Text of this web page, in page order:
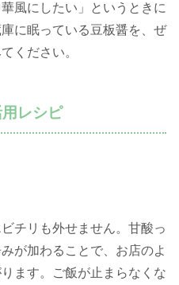
風にしたい」というときに
に眠っている豆板醤を、ぜ
ください。
レシピ
チリも外せません。甘酸っ
が加わることで、お店のよ
ます。ご飯が止まらなくな